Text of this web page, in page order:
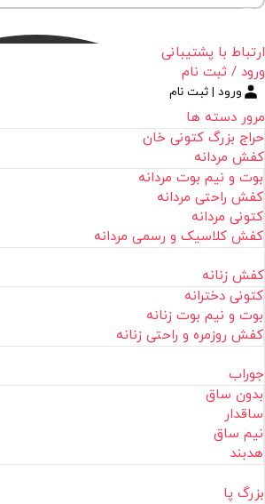
ارتباط با پشتیبانی
ورود / ثبت نام
ورود | ثبت نام
مرور دسته ها
حراج بزرگ کتونی خان
کفش مردانه
بوت و نیم بوت مردانه
کفش راحتی مردانه
کتونی مردانه
کفش کلاسیک و رسمی مردانه
کفش زنانه
کتونی دخترانه
بوت و نیم بوت زنانه
کفش روزمره و راحتی زنانه
جوراب
بدون ساق
ساقدار
نیم ساق
هدبند
بزرگ پا